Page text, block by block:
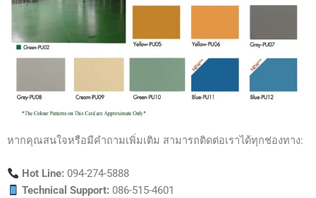
หากคุณสนใจหรือมีคำถามเพิ่มเติม สามารถติดต่อเราได้ทุกช่องทาง:
Hot Line: 094-274-5888
Technical Support: 086-515-4601